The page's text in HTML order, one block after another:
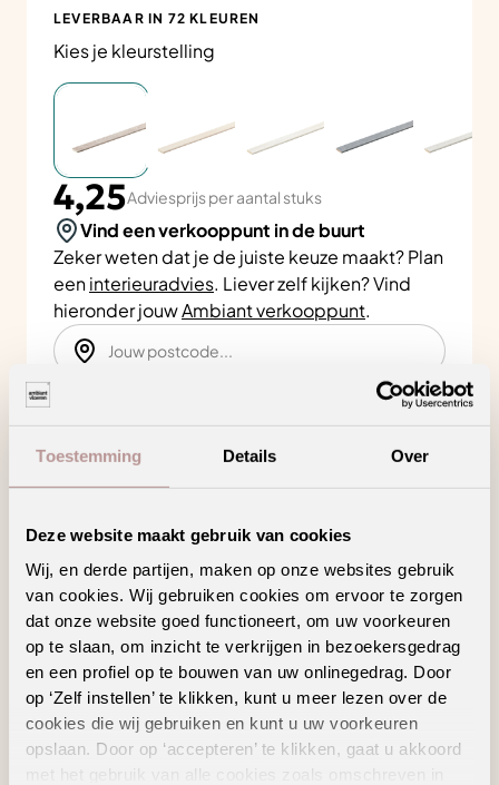
Toestemming Details Over
Deze website maakt gebruik van cookies
Wij, en derde partijen, maken op onze websites gebruik
van cookies. Wij gebruiken cookies om ervoor te zorgen
dat onze website goed functioneert, om uw voorkeuren
op te slaan, om inzicht te verkrijgen in bezoekersgedrag
en een profiel op te bouwen van uw onlinegedrag. Door
op ‘Zelf instellen’ te klikken, kunt u meer lezen over de
cookies die wij gebruiken en kunt u uw voorkeuren
opslaan. Door op ‘accepteren’ te klikken, gaat u akkoord
LEVERBAAR IN 72 KLEUREN
Kies je kleurstelling
4,25Adviesprijs per aantal stuks
Vind een verkooppunt in de buurt
Zeker weten dat je de juiste keuze maakt? Plan
eeninterieuradvies. Liever zelf kijken? Vind
hieronder jouwAmbiant verkooppunt.
Product kenmerken
Ontworpen om perfect aan te sluiten op jouw
vloer
Zelfklevend